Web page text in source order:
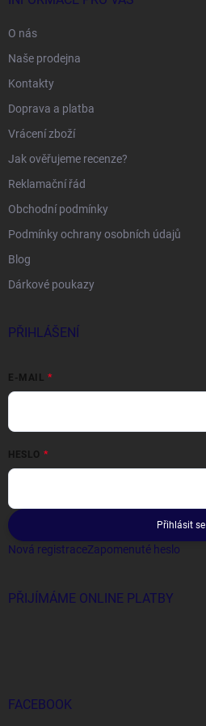
O nás
Naše prodejna
Kontakty
Doprava a platba
Vrácení zboží
Jak ověřujeme recenze?
Reklamační řád
Obchodní podmínky
Podmínky ochrany osobních údajů
Blog
Dárkové poukazy
PŘIHLÁŠENÍ
E-MAIL
HESLO
Přihlásit se
Nová registraceZapomenuté heslo
PŘIJÍMÁME ONLINE PLATBY
FACEBOOK